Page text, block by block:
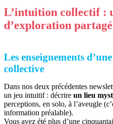
L’intuition collectif :
d’exploration
Les enseignements
collective
Dans nos deux précédentes
un jeu intuitif : décrire un lieu
perceptions, en solo, à l’aveugle
information préalable).
Vous avez été plus d’une